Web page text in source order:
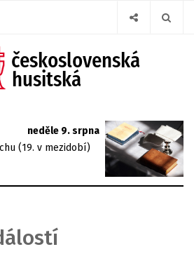
neděle 9. srpna
(19. v mezidobí)